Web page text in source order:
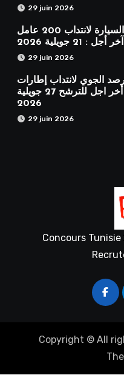
29 juin 2026
مناظرة شركة تونس الطرقات السيارة لانتداب 200 عامل
جويلية 2026
29 juin 2026
الجوي لانتداب إطارات
وأعوان في اختصاصات مختلفة : أخر اجل للترشح 27 جويلية
2026
29 juin 2026
Concours
Copyright © All